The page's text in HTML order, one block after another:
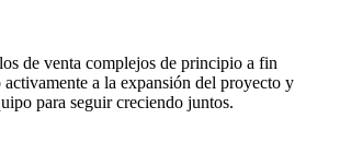
de venta complejos de principio a fin
a la expansión del proyecto y
para seguir creciendo juntos.